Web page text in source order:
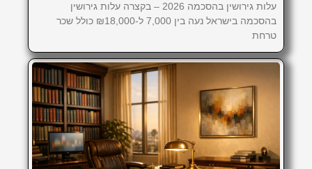
עלות גירושין בהסכמה 2026 – בקצרה עלות גירושין
בהסכמה בישראל נעה בין 7,000 ל-₪18,000 כולל שכר
טרחת